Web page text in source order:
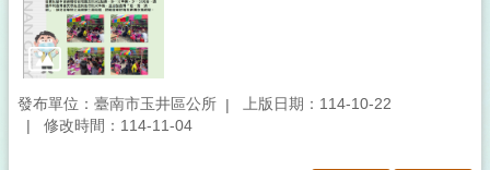
發布單位：臺南市玉井區公所
上版日期：114-10-22
修改時間：114-11-04